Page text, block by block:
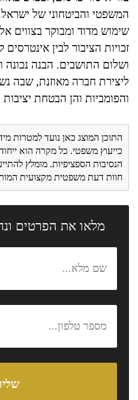
המשפטי והביטחוני של
שימוש מדוד ומבוקר בצווים
זכויות הציבור לבין
ושלום התושבים. הבנה
ליצירת חברה מאוזנת, שבה
והפומביות והן הבטחת יציבות
התוכן המוצג כאן נועד למטרות
כייעוץ משפטי. כל מקרה הוא
הנסיבות הספציפיות. מומלץ
חוות דעת משפטית מקצועית
מלאו את הפרטים